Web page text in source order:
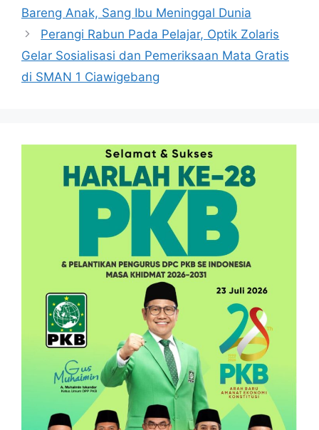
Bareng Anak, Sang Ibu Meninggal Dunia
Perangi Rabun Pada Pelajar, Optik Zolaris
Gelar Sosialisasi dan Pemeriksaan Mata Gratis
di SMAN 1 Ciawigebang